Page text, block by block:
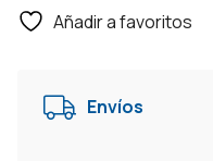
Atena
Premium
Añadir a favoritos
Envíos